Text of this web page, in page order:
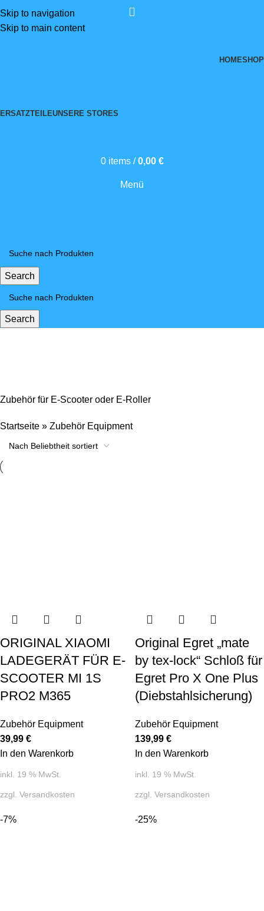
Skip to navigation
Skip to main content
HOMESHOP
ERSATZTEILEUNSERE STORES
0 items / 0,00 €
Menü
Search
Search
Zubehör für E-Scooter oder E-Roller
Startseite » Zubehör Equipment
ORIGINAL XIAOMI
LADEGERÄT FÜR E-
SCOOTER MI 1S
PRO2 M365
Zubehör Equipment
39,99 €
In den Warenkorb
inkl. 19 % MwSt.
zzgl. Versandkosten
Original Egret „mate
by tex-lock“ Schloß für
Egret Pro X One Plus
(Diebstahlsicherung)
Zubehör Equipment
139,99 €
In den Warenkorb
inkl. 19 % MwSt.
zzgl. Versandkosten
-7% -25%